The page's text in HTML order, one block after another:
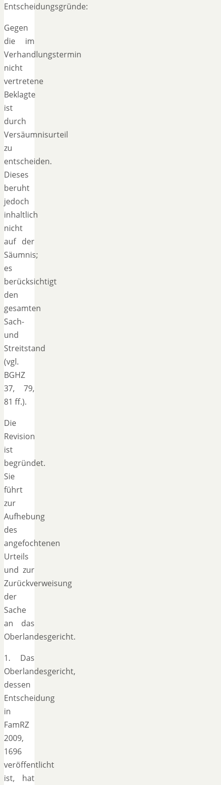
Entscheidungsgründe:
Gegen
die im
Verhandlungstermin
nicht
vertretene
Beklagte
ist
durch
Versäumnisurteil
zu
entscheiden.
Dieses
beruht
jedoch
inhaltlich
nicht
auf der
Säumnis;
es
berücksichtigt
den
gesamten
Sach-
und
Streitstand
(vgl.
BGHZ
37, 79,
81 ff.).
Die
Revision
ist
begründet.
Sie
führt
zur
Aufhebung
des
angefochtenen
Urteils
und zur
Zurückverweisung
der
Sache
an das
Oberlandesgericht.
1. Das
Oberlandesgericht,
dessen
Entscheidung
in
FamRZ
2009,
1696
veröffentlicht
ist, hat